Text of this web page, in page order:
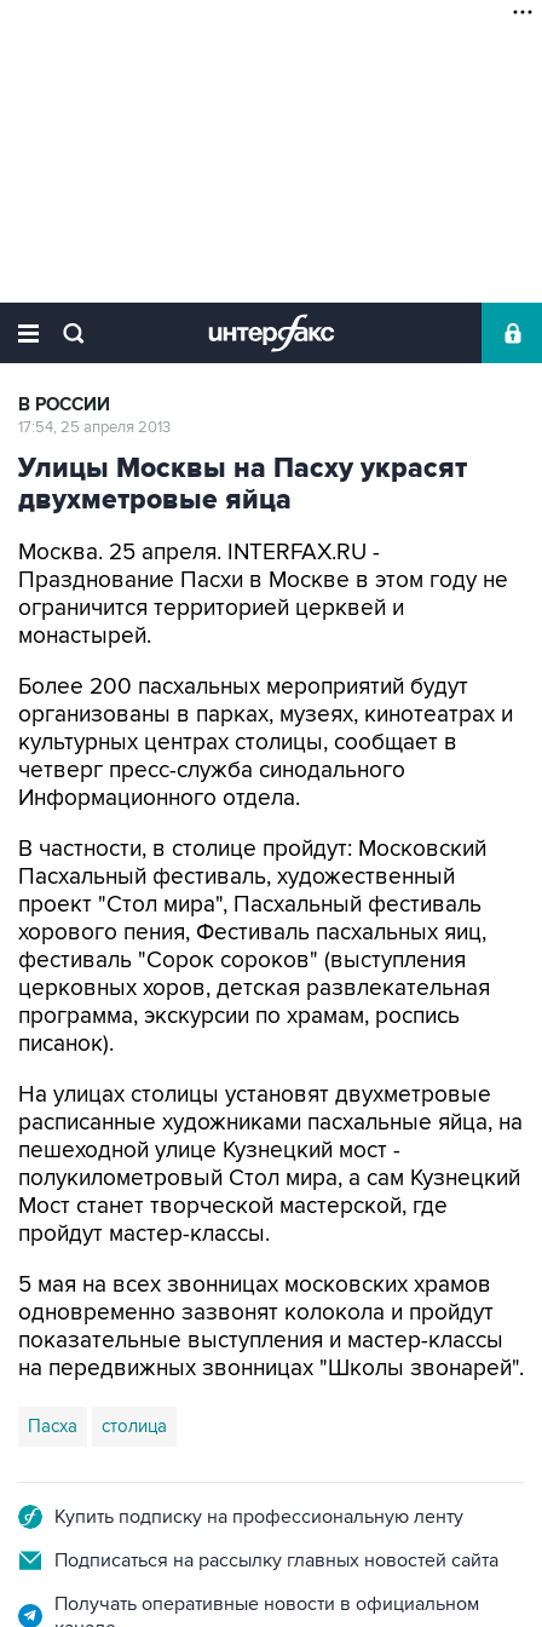
В РОССИИ
17:54, 25 апреля 2013
Улицы Москвы на Пасху украсят
двухметровые яйца
Москва. 25 апреля. INTERFAX.RU -
Празднование Пасхи в Москве в этом году не
ограничится территорией церквей и
монастырей.
Более 200 пасхальных мероприятий будут
организованы в парках, музеях, кинотеатрах и
культурных центрах столицы, сообщает в
четверг пресс-служба синодального
Информационного отдела.
В частности, в столице пройдут: Московский
Пасхальный фестиваль, художественный
проект "Стол мира", Пасхальный фестиваль
хорового пения, Фестиваль пасхальных яиц,
фестиваль "Сорок сороков" (выступления
церковных хоров, детская развлекательная
программа, экскурсии по храмам, роспись
писанок).
На улицах столицы установят двухметровые
расписанные художниками пасхальные яйца, на
пешеходной улице Кузнецкий мост -
полукилометровый Стол мира, а сам Кузнецкий
Мост станет творческой мастерской, где
пройдут мастер-классы.
5 мая на всех звонницах московских храмов
одновременно зазвонят колокола и пройдут
показательные выступления и мастер-классы
на передвижных звонницах "Школы звонарей".
Пасха столица
Купить подписку на профессиональную ленту
Подписаться на рассылку главных новостей сайта
Получать оперативные новости в официальном